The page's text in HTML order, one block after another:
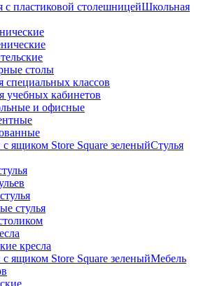
Школьная
столы
специальных классов
кабинетов
и офисные
Стулья
стулья
кресла
Мебель